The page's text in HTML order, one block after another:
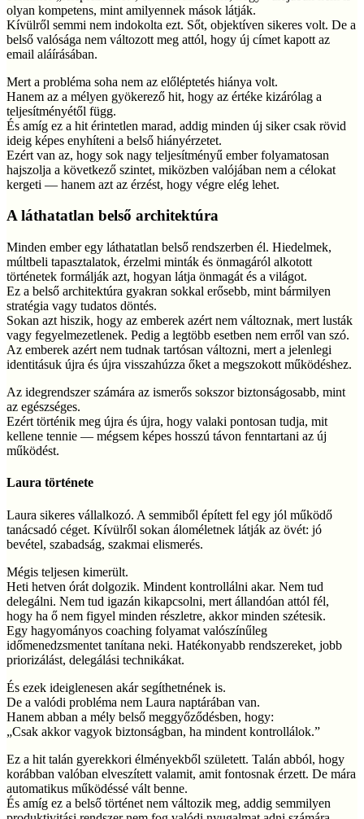
olyan kompetens, mint amilyennek mások látják.
Kívülről semmi nem indokolta ezt. Sőt, objektíven sikeres volt. De a
belső valósága nem változott meg attól, hogy új címet kapott az
email aláírásában.
Mert a probléma soha nem az előléptetés hiánya volt.
Hanem az a mélyen gyökerező hit, hogy az értéke kizárólag a
teljesítményétől függ.
És amíg ez a hit érintetlen marad, addig minden új siker csak rövid
ideig képes enyhíteni a belső hiányérzetet.
Ezért van az, hogy sok nagy teljesítményű ember folyamatosan
hajszolja a következő szintet, miközben valójában nem a célokat
kergeti — hanem azt az érzést, hogy végre elég lehet.
A láthatatlan belső architektúra
Minden ember egy láthatatlan belső rendszerben él. Hiedelmek,
múltbeli tapasztalatok, érzelmi minták és önmagáról alkotott
történetek formálják azt, hogyan látja önmagát és a világot.
Ez a belső architektúra gyakran sokkal erősebb, mint bármilyen
stratégia vagy tudatos döntés.
Sokan azt hiszik, hogy az emberek azért nem változnak, mert lusták
vagy fegyelmezetlenek. Pedig a legtöbb esetben nem erről van szó.
Az emberek azért nem tudnak tartósan változni, mert a jelenlegi
identitásuk újra és újra visszahúzza őket a megszokott működéshez.
Az idegrendszer számára az ismerős sokszor biztonságosabb, mint
az egészséges.
Ezért történik meg újra és újra, hogy valaki pontosan tudja, mit
kellene tennie — mégsem képes hosszú távon fenntartani az új
működést.
Laura története
Laura sikeres vállalkozó. A semmiből épített fel egy jól működő
tanácsadó céget. Kívülről sokan áloméletnek látják az övét: jó
bevétel, szabadság, szakmai elismerés.
Mégis teljesen kimerült.
Heti hetven órát dolgozik. Mindent kontrollálni akar. Nem tud
delegálni. Nem tud igazán kikapcsolni, mert állandóan attól fél,
hogy ha ő nem figyel minden részletre, akkor minden szétesik.
Egy hagyományos coaching folyamat valószínűleg
időmenedzsmentet tanítana neki. Hatékonyabb rendszereket, jobb
priorizálást, delegálási technikákat.
És ezek ideiglenesen akár segíthetnének is.
De a valódi probléma nem Laura naptárában van.
Hanem abban a mély belső meggyőződésben, hogy:
„Csak akkor vagyok biztonságban, ha mindent kontrollálok.”
Ez a hit talán gyerekkori élményekből született. Talán abból, hogy
korábban valóban elveszített valamit, amit fontosnak érzett. De mára
automatikus működéssé vált benne.
És amíg ez a belső történet nem változik meg, addig semmilyen